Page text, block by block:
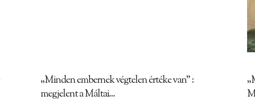
„Minden embernek végtelen értéke van” :
megjelent a Máltai...